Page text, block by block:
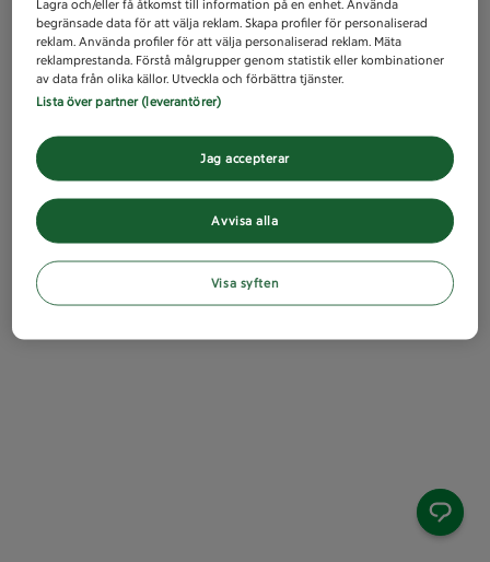
Lagra och/eller få åtkomst till information på en enhet. Använda
begränsade data för att välja reklam. Skapa profiler för personaliserad
reklam. Använda profiler för att välja personaliserad reklam. Mäta
reklamprestanda. Förstå målgrupper genom statistik eller kombinationer
av data från olika källor. Utveckla och förbättra tjänster.
Lista över partner (leverantörer)
Avvisa alla
Jag accepterar
Visa syften